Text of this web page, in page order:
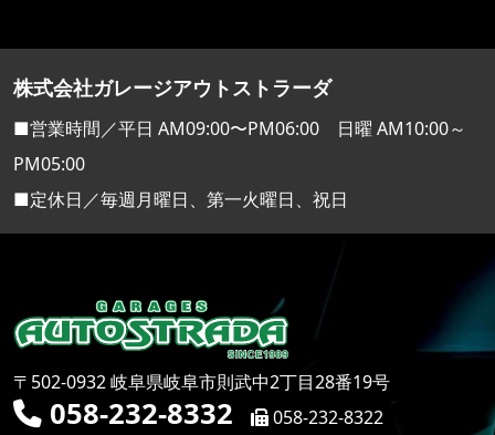
株式会社ガレージアウトストラーダ
■営業時間／平日 AM09:00〜PM06:00 日曜 AM10:00～
PM05:00
■定休日／毎週月曜日、第一火曜日、祝日
〒502-0932 岐阜県岐阜市則武中2丁目28番19号
058-232-8332 058-232-8322